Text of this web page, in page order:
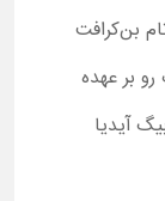
بن‌کرافت
بر عهده
آیدیا